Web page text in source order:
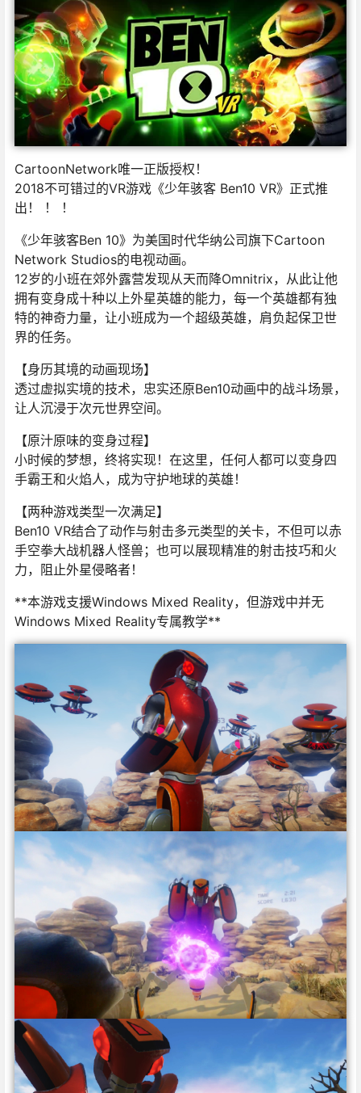
CartoonNetwork唯一正版授权！
2018不可错过的VR游戏《少年骇客 Ben10 VR》正式推
出！ ！ ！
《少年骇客Ben 10》为美国时代华纳公司旗下Cartoon
Network Studios的电视动画。
12岁的小班在郊外露营发现从天而降Omnitrix，从此让他
拥有变身成十种以上外星英雄的能力，每一个英雄都有独
特的神奇力量，让小班成为一个超级英雄，肩负起保卫世
界的任务。
【身历其境的动画现场】
透过虚拟实境的技术，忠实还原Ben10动画中的战斗场景，
让人沉浸于次元世界空间。
【原汁原味的变身过程】
小时候的梦想，终将实现！在这里，任何人都可以变身四
手霸王和火焰人，成为守护地球的英雄！
【两种游戏类型一次满足】
Ben10 VR结合了动作与射击多元类型的关卡，不但可以赤
手空拳大战机器人怪兽；也可以展现精准的射击技巧和火
力，阻止外星侵略者！
**本游戏支援Windows Mixed Reality，但游戏中并无
Windows Mixed Reality专属教学**